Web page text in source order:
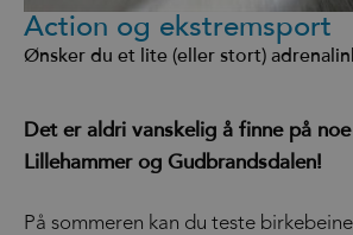
Action og ekstremsport
Ønsker du et lite (eller stort)
Det er aldri vanskelig å finne på
Lillehammer og Gudbrandsdalen!
På sommeren kan du teste